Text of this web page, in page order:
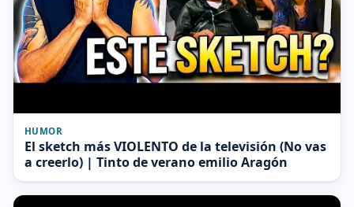
HUMOR
El sketch más VIOLENTO de la televisión (No vas
a creerlo) | Tinto de verano emilio Aragón